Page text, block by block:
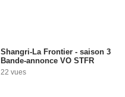
Shangri-La Frontier - saison 3
Bande-annonce VO STFR
22 vues